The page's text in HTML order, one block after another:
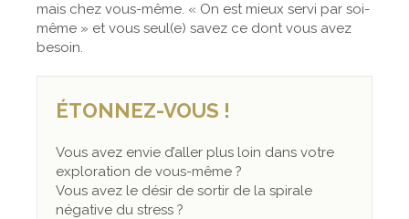
mais chez vous-même. « On est mieux servi par soi-
même » et vous seul(e) savez ce dont vous avez
besoin.
ÉTONNEZ-VOUS !
Vous avez envie d’aller plus loin dans votre
exploration de vous-même ?
Vous avez le désir de sortir de la spirale
négative du stress ?